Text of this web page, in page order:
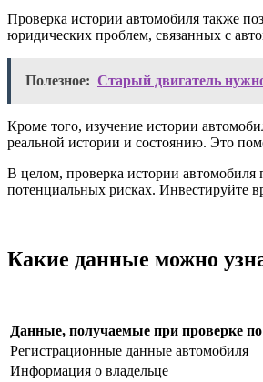
Проверка истории автомобиля также
юридических проблем, связанных с
Полезное: Старый двигатель
Кроме того, изучение истории
реальной истории и состоянию. Это
В целом, проверка истории автомобиля
потенциальных рисках. Инвестируйте
Какие данные можно
Данные, получаемые при проверке по
Регистрационные данные автомобиля
Информация о владельце